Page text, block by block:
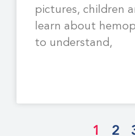
pictures, children
learn about
to understand,
1 2